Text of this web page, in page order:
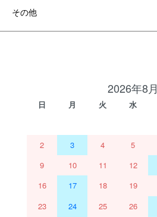
その他
2026年8月
日 月 火 水
2
3 4 5
9
10 11 12
16
17 18 19
23
24 25 26